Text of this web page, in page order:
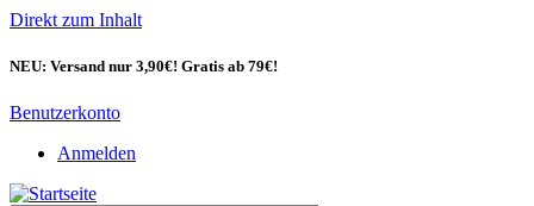
Direkt zum Inhalt
NEU: Versand nur 3,90€! Gratis ab 79€!
Benutzerkonto
Anmelden